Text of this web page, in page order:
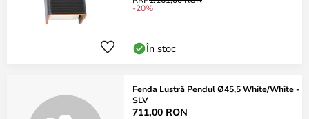
-20%
În stoc
Fenda Lustră Pendul Ø45,5 White/White -
SLV
711,00 RON